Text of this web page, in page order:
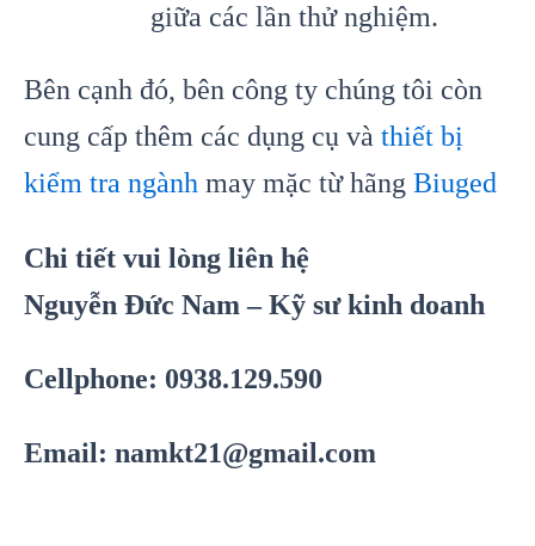
giữa các lần thử nghiệm.
Bên cạnh đó, bên công ty chúng tôi còn
cung cấp thêm các dụng cụ và thiết bị
kiểm tra ngành may mặc từ hãng Biuged
Chi tiết vui lòng liên hệ
Nguyễn Đức Nam – Kỹ sư kinh doanh
Cellphone: 0938.129.590
Email: namkt21@gmail.com